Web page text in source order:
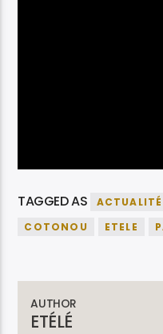
TAGGED AS
COTONOU
ETELE
AUTHOR
ETÉLÉ